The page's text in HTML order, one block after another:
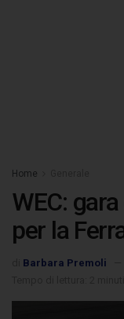
Home
WEC:
per la
Barbara Premoli